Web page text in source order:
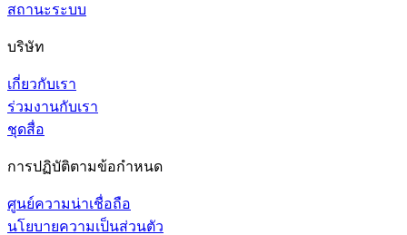
สถานะระบบ
บริษัท
เกี่ยวกับเรา
ร่วมงานกับเรา
ชุดสื่อ
การปฏิบัติตามข้อกำหนด
ศูนย์ความน่าเชื่อถือ
นโยบายความเป็นส่วนตัว